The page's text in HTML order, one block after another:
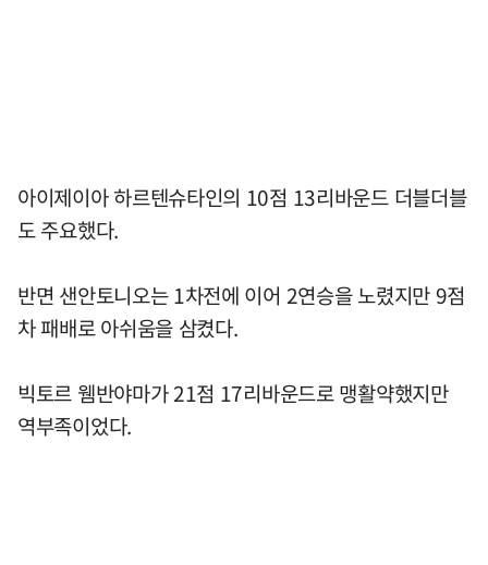
아이제이아 하르텐슈타인의 10점 13리바운드 더블더블
도 주요했다.
반면 샌안토니오는 1차전에 이어 2연승을 노렸지만 9점
차 패배로 아쉬움을 삼켰다.
빅토르 웸반야마가 21점 17리바운드로 맹활약했지만
역부족이었다.